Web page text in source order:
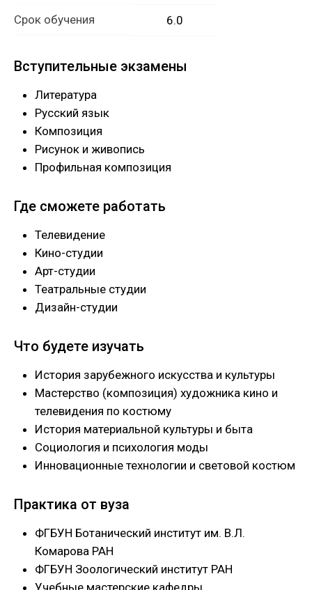
Срок обучения 6.0
Вступительные экзамены
Литература
Русский язык
Композиция
Рисунок и живопись
Профильная композиция
Где сможете работать
Телевидение
Кино-студии
Арт-студии
Театральные студии
Дизайн-студии
Что будете изучать
История зарубежного искусства и культуры
Мастерство (композиция) художника кино и
телевидения по костюму
История материальной культуры и быта
Социология и психология моды
Инновационные технологии и световой костюм
Практика от вуза
ФГБУН Ботанический институт им. В.Л.
Комарова РАН
ФГБУН Зоологический институт РАН
Учебные мастерские кафедры